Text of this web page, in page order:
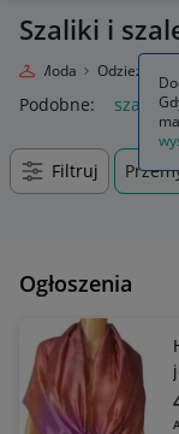
Szaliki i
Moda Odzież,
Podobne: szaliki i
Filtruj
Ogłoszenia